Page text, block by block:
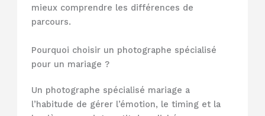
mieux comprendre les différences de
parcours.
Pourquoi choisir un photographe spécialisé
pour un mariage ?
Un photographe spécialisé mariage a
l’habitude de gérer l’émotion, le timing et la